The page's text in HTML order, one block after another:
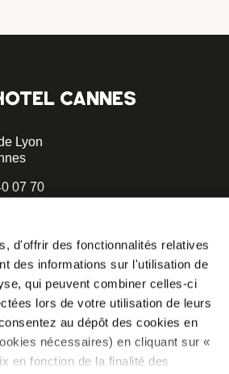
d'offrir des fonctionnalités relatives
des informations sur l'utilisation de
qui peuvent combiner celles-ci
lors de votre utilisation de leurs
au dépôt des cookies en
nécessaires) en cliquant sur «
en fonction de la finalité des
CANNES
Lyon
07 70